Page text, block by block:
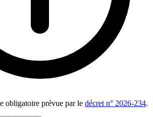
obligatoire prévue par le décret n° 2026-234.